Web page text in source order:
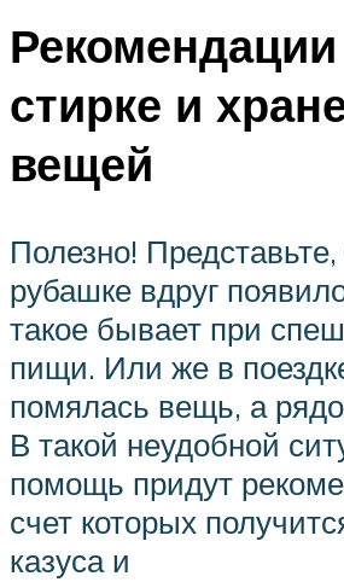
стирке и
вещей
Полезно!
рубашке вдруг
такое бывает при
пищи. Или же в
помялась вещь, а
В такой неудобной
помощь придут
счет которых
казуса и